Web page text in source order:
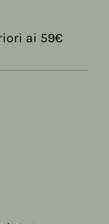
€ 5,40ritirati, ,
ai 59€